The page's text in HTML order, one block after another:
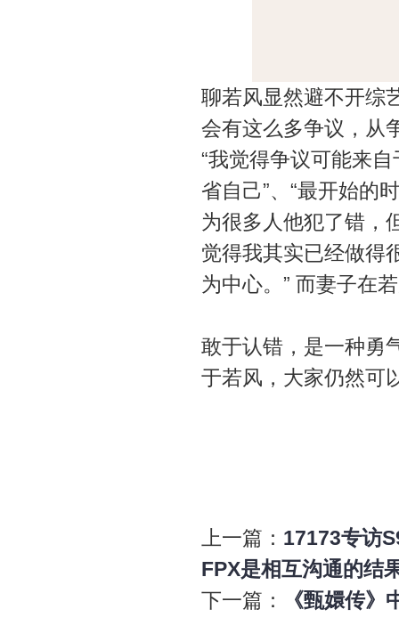
聊若风显然避不开综
会有这么多争议，从
“我觉得争议可能来
省自己”、“最开始的
为很多人他犯了错，
觉得我其实已经做得
为中心。” 而妻子
敢于认错，是一种勇
于若风，大家仍然可
上一篇： 17173专访
FPX是相互沟通的结
下一篇：
《甄嬛传